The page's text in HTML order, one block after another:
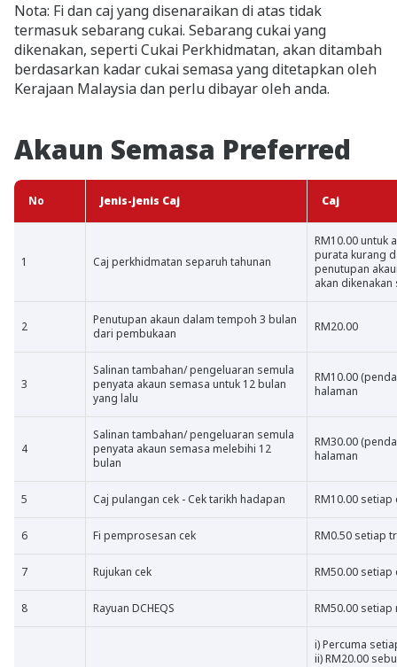
Nota: Fi dan caj yang disenaraikan di atas tidak
termasuk sebarang cukai. Sebarang cukai yang
dikenakan, seperti Cukai Perkhidmatan, akan ditambah
berdasarkan kadar cukai semasa yang ditetapkan oleh
Kerajaan Malaysia dan perlu dibayar oleh anda.
Akaun Semasa Preferred
No Jenis-jenis Caj Caj
1 Caj perkhidmatan separuh tahunan
RM10.00 untuk
purata kurang
penutupan
akan
2
Penutupan akaun dalam tempoh 3 bulan
dari pembukaan
RM20.00
3
Salinan tambahan/ pengeluaran semula
penyata akaun semasa untuk 12 bulan
yang lalu
RM10.00
halaman
4
Salinan tambahan/ pengeluaran semula
penyata akaun semasa melebihi 12
bulan
RM30.00
halaman
5 Caj pulangan cek - Cek tarikh hadapan RM10.00 setiap
6 Fi pemprosesan cek RM0.50 setiap
7 Rujukan cek RM50.00 setiap
8 Rayuan DCHEQS RM50.00 setiap
i) Percuma
ii) RM20.00